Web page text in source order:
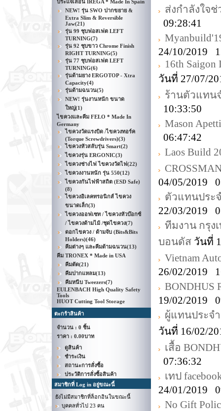
ประแจเลื่อน IREGA * Made In Spain
NEW! รุ่น SWO ปากขยาย &
Extra Slim & Reversible
Jaw(21)
รุ่น 99 ชุบฟอสเฟต LEFT
TURNING(7)
รุ่น 92 ชุบขาว Chrome Finish
RIGHT TURNING(5)
รุ่น 77 ชุบฟอสเฟต LEFT
TURNING(6)
รุ่นด้ามยาง ERGOTOP - Xtra
Capacity(4)
รุ่นด้ามฉนวน(5)
NEW! รุ่นงานหนัก ขนาด
ใหญ่(1)
ไขควงและคีม FELO * Made In
Germany
ไขควงวัดแรงบิด /ไขควงทอร์ค
(Torque Screwdrivers)(3)
ไขควงหัวสลับรุ่น Smart(2)
ไขควงรุ่น ERGONIC(3)
ไขควงช่างไฟ ไขควงวัดไฟ(22)
ไขควงงานหนัก รุ่น 550(12)
ไขควงกันไฟฟ้าสถิต (ESD Safe)
(8)
ไขควงอิเลคทรอนิกส์ ไขควง
ขนาดเล็ก(3)
ไขควงออฟเซท / ไขควงหัวบ๊อกซ์
/ ไขควงด้ามไม้ /ชุดไขควง(7)
ดอกไขควง / ด้ามจับ (Bits&Bits
Holders)(46)
คีมต่างๆ และคีมด้ามฉนวน(13)
คีม TRONEX * Made in USA
คีมตัด(21)
คีมปากแหลม(13)
คีมหนีบ Tweezers(7)
EULENBACH High Quality Safety
Tools
HUOT Cutting Tool Storage
ตะกร้าสินค้า
จำนวน : 0 ชิ้น
ราคา : 0.00บาท
ดูสินค้า
ชำระเงิน
สถานะการสั่งซื้อ
ประวัติการสั่งซื้อสินค้า
สมาชิกที่ Log in อยู่ขณะนี้
ยังไม่มีสมาชิกที่ล็อกอินในขณะนี้
บุคคลทั่วไป 23 คน
ส่งกำลังใจช่
09:28:41
24/10/2019
16th Saigon
วันที่ 27/07/
ร้านตัวแทน
10:33:50
Mason
06:47:42
Laos Build
04/05/2019
ตัวแทนประจ
22/03/2019
ทีมงาน กรุง
บอนดัส วันที่
Vietnam
26/02/2019
BONDHUS
19/02/2019
ผู้แทนประจำ
วันที่ 16/02/
เสื้อ
07:36:32
เทป
24/01/2019
No Gift